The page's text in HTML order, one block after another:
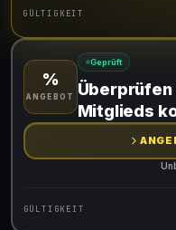
GÜLTIGKEIT
Gültig für teilnehmende
Gib den Code an der
%
ANGEBOT
Geprüft
Überprüfen
Mitglieds
GÜLTIGKEIT